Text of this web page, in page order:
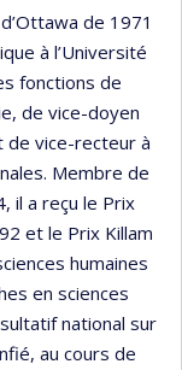
de 1971
à l’Université
fonctions de
de vice-doyen
de vice-recteur à
Membre de
il a reçu le Prix
et le Prix Killam
humaines
en sciences
national sur
au cours de